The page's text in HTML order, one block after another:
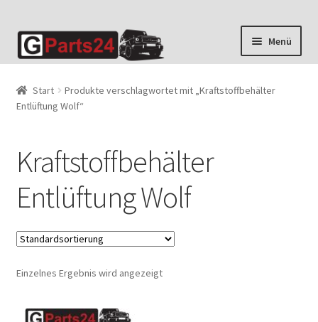
Zur
Navigation
Zum
Inhalt
Menü
Start
Produkte verschlagwortet mit „Kraftstoffbehälter
Entlüftung Wolf“
Kraftstoffbehälter
Entlüftung Wolf
Einzelnes Ergebnis wird angezeigt